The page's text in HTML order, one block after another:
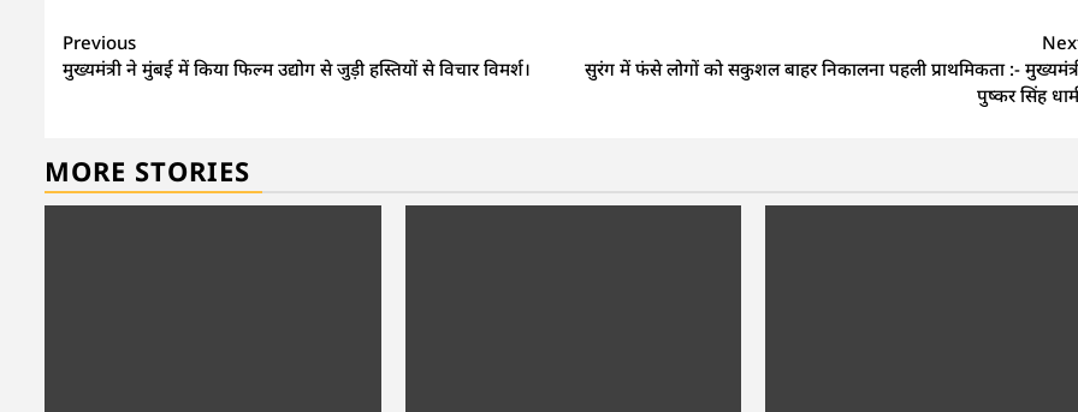
Continue
Reading
Previous
मुख्यमंत्री ने मुंबई में किया फिल्म उद्योग से जुड़ी हस्तियों से विचार विमर्श।
सुरंग में फंसे लोगों को सकुशल बाहर निकालना पहली प्राथमिकता :-
पुष्कर सिंह
MORE STORIES